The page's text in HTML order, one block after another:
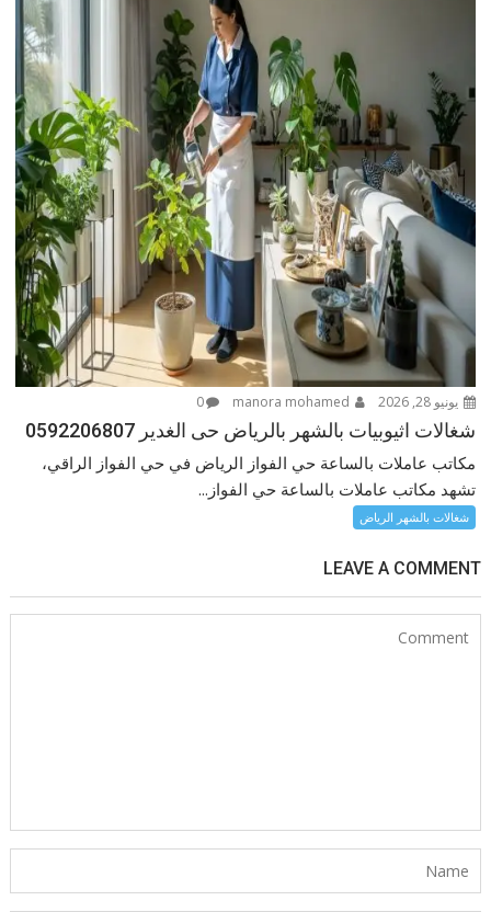
يونيو 28, 2026 0
شغالات اثيوبيات بالشهر بالرياض حى الغدير 0592206807
مكاتب عاملات بالساعة حي الفواز الرياض في حي الفواز الراقي،
تشهد مكاتب عاملات بالساعة حي الفواز...
شغالات بالشهر الرياض
LEAVE A COMMENT